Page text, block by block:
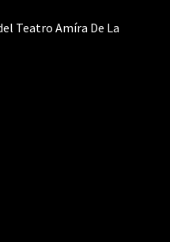
Teatro Amíra De La